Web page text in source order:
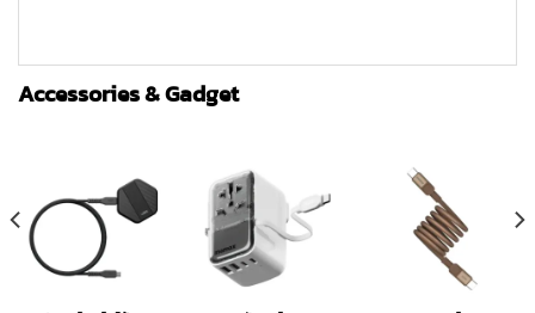
Accessories & Gadget